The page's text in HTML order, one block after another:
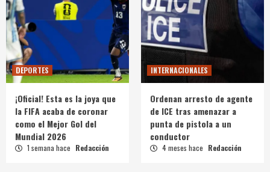
DEPORTES
¡Oficial! Esta es la joya que
la FIFA acaba de coronar
como el Mejor Gol del
Mundial 2026
1 semana hace Redacción
INTERNACIONALES
Ordenan arresto de agente
de ICE tras amenazar a
punta de pistola a un
conductor
4 meses hace Redacción